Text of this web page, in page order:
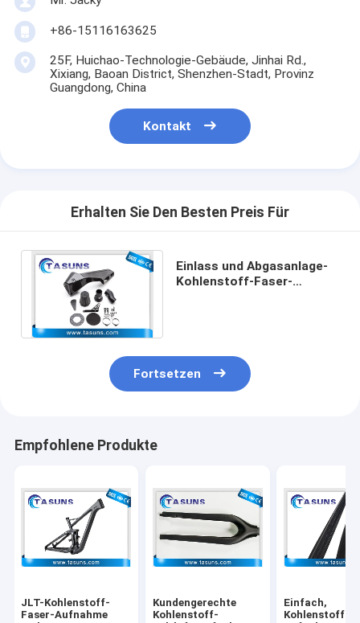
+86-15116163625
25F, Huichao-Technologie-Gebäude, Jinhai Rd.,
Xixiang, Baoan District, Shenzhen-Stadt, Provinz
Guangdong, China
Kontakt
Erhalten Sie Den Besten Preis Für
Einlass und Abgasanlage-
Kohlenstoff-Faser-
Fortsetzen
Empfohlene Produkte
JLT-Kohlenstoff-
Faser-Aufnahme
Kundengerechte
Kohlenstoff-
Einfach,
Kohlenstoff-